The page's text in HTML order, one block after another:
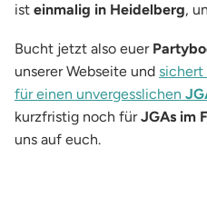
ist einmalig in Heidelberg,
Bucht jetzt also euer
unserer Webseite und sichert
für einen unvergesslichen
kurzfristig noch fürJGAs im
uns auf euch.